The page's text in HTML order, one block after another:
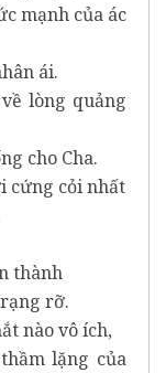
mạnh của ác
ái.
lòng quảng
cho Cha.
cứng cỏi nhất
thành
rỡ.
nào vô ích,
lặng của